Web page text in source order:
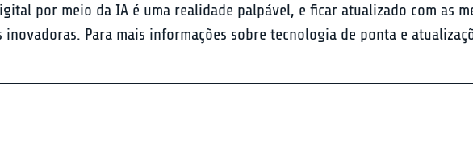
por meio da IA é uma realidade palpável, e ficar atualizado com as
inovadoras. Para mais informações sobre tecnologia de ponta e